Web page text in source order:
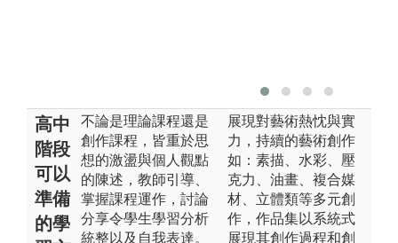
高中
階段
可以
準備
的學
不論是理論課程還是
創作課程，皆重於思
想的激盪與個人觀點
的陳述，教師引導、
掌握課程運作，討論
分享令學生學習分析
統整以及自我表達。
展現對藝術熱忱與實
力，持續的藝術創作
如：素描、水彩、壓
克力、油畫、複合媒
材、立體類等多元創
作，作品集以系統式
展現其創作過程和創